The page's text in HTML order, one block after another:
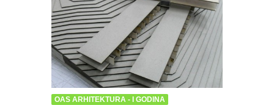
OAS ARHITEKTURA - I GODINA